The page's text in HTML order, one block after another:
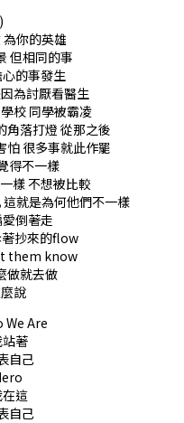
你的英雄
但相同的事
的事發生
為討厭看醫生
校 同學被霸凌
角落打燈 從那之後
怕 很多事就此作罷
得不一樣
樣 不想被比較
就是為何他們不一樣
倒著走
抄來的flow
them know
做就去做
說
We Are
著
自己
這
自己